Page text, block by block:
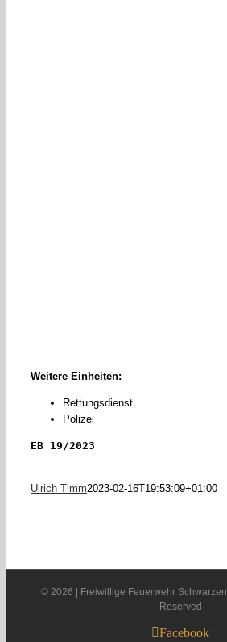
Weitere Einheiten:
Rettungsdienst
Polizei
EB 19/2023
Ulrich Timm2023-02-16T19:53:09+01:00
© 2026 | Freiwillige Feuerwehr
Reserved
Facebook